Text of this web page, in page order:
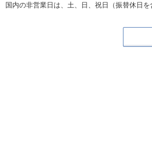
国内の非営業日は、土、日、祝日（振替休日